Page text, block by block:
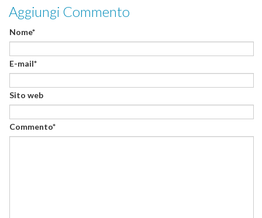
Aggiungi Commento
Nome*
E-mail*
Sito web
Commento*